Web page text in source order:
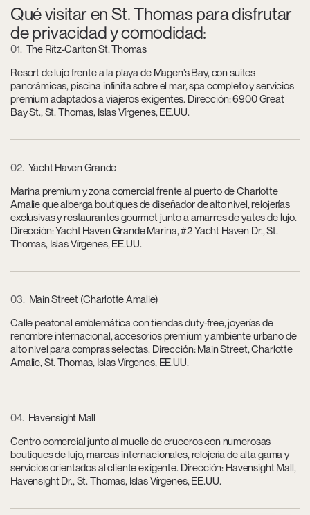
Qué visitar en St. Thomas para disfrutar
de privacidad y comodidad:
01 The Ritz-Carlton St. Thomas
Resort de lujo frente a la playa de Magen’s Bay, con suites
panorámicas, piscina infinita sobre el mar, spa completo y servicios
premium adaptados a viajeros exigentes. Dirección: 6900 Great
Bay St., St. Thomas, Islas Vírgenes, EE.UU.
02 Yacht Haven Grande
Marina premium y zona comercial frente al puerto de Charlotte
Amalie que alberga boutiques de diseñador de alto nivel, relojerías
exclusivas y restaurantes gourmet junto a amarres de yates de lujo.
Dirección: Yacht Haven Grande Marina, #2 Yacht Haven Dr., St.
Thomas, Islas Vírgenes, EE.UU.
03
Main Street (Charlotte Amalie)
Calle peatonal emblemática con tiendas duty-free, joyerías de
renombre internacional, accesorios premium y ambiente urbano de
alto nivel para compras selectas. Dirección: Main Street, Charlotte
Amalie, St. Thomas, Islas Vírgenes, EE.UU.
04 Havensight Mall
Centro comercial junto al muelle de cruceros con numerosas
boutiques de lujo, marcas internacionales, relojería de alta gama y
servicios orientados al cliente exigente. Dirección: Havensight Mall,
Havensight Dr., St. Thomas, Islas Vírgenes, EE.UU.